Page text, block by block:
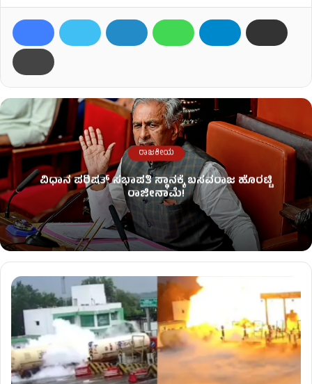
ರಾಜಕೀಯ
ವಿಧಾನ ಪರಿಷತ್ ಸಭಾಪತಿ ಸ್ಥಾನಕ್ಕೆ ಬಸವರಾಜ ಹೊರಟ್ಟಿ
ರಾಜೀನಾಮೆ!